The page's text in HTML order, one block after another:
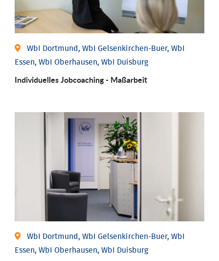
WbI Dortmund, WbI Gelsenkirchen-Buer, WbI
Essen, WbI Oberhausen, WbI Duisburg
Individu­elles Job­coaching - Maßarbeit
WbI Dortmund, WbI Gelsenkirchen-Buer, WbI
Essen, WbI Oberhausen, WbI Duisburg